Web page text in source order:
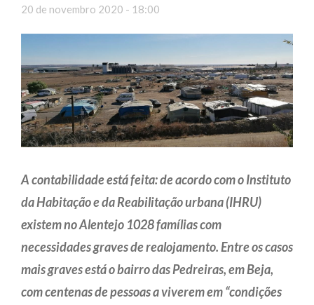
20 de novembro 2020 - 18:00
A contabilidade está feita: de acordo com o Instituto
da Habitação e da Reabilitação urbana (IHRU)
existem no Alentejo 1028 famílias com
necessidades graves de realojamento. Entre os casos
mais graves está o bairro das Pedreiras, em Beja,
com centenas de pessoas a viverem em “condições